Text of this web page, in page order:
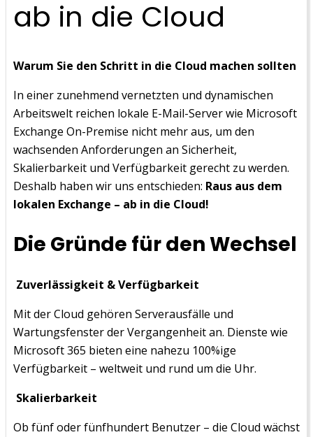
ab in die Cloud
Warum Sie den Schritt in die Cloud machen sollten
In einer zunehmend vernetzten und dynamischen
Arbeitswelt reichen lokale E-Mail-Server wie Microsoft
Exchange On-Premise nicht mehr aus, um den
wachsenden Anforderungen an Sicherheit,
Skalierbarkeit und Verfügbarkeit gerecht zu werden.
Deshalb haben wir uns entschieden: Raus aus dem
lokalen Exchange – ab in die Cloud!
Die Gründe für den Wechsel
Zuverlässigkeit & Verfügbarkeit
Mit der Cloud gehören Serverausfälle und
Wartungsfenster der Vergangenheit an. Dienste wie
Microsoft 365 bieten eine nahezu 100%ige
Verfügbarkeit – weltweit und rund um die Uhr.
Skalierbarkeit
Ob fünf oder fünfhundert Benutzer – die Cloud wächst